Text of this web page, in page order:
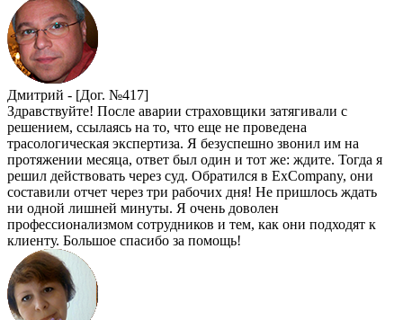
Дмитрий - [Дог. №417]
Здравствуйте! После аварии страховщики затягивали с
решением, ссылаясь на то, что еще не проведена
трасологическая экспертиза. Я безуспешно звонил им на
протяжении месяца, ответ был один и тот же: ждите. Тогда я
решил действовать через суд. Обратился в ExCompany, они
составили отчет через три рабочих дня! Не пришлось ждать
ни одной лишней минуты. Я очень доволен
профессионализмом сотрудников и тем, как они подходят к
клиенту. Большое спасибо за помощь!